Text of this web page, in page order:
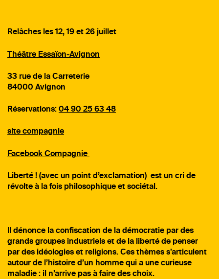
Relâches les 12, 19 et 26 juillet
Théâtre Essaïon-Avignon
33 rue de la Carreterie
84000 Avignon
Réservations: 04 90 25 63 48
site compagnie
Facebook Compagnie
Liberté ! (avec un point d’exclamation) est un cri de
révolte à la fois philosophique et sociétal.
Il dénonce la confiscation de la démocratie par des
grands groupes industriels et de la liberté de penser
par des idéologies et religions. Ces thèmes s’articulent
autour de l’histoire d’un homme qui a une curieuse
maladie : il n’arrive pas à faire des choix.